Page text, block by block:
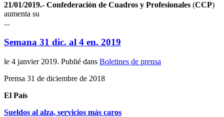
21/01/2019.- Confederación de Cuadros y Profesionales (CCP)
aumenta su
...
Semana 31 dic. al 4 en. 2019
le 4 janvier 2019. Publié dans Boletines de prensa
Prensa 31 de diciembre de 2018
El País
Sueldos al alza, servicios más caros